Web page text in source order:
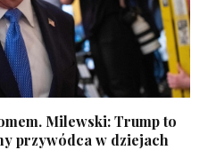
Milewski: Trump to
przywódca w dziejach